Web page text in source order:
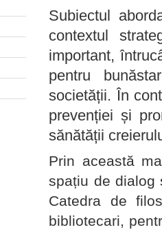
Subiectul
contextul
important,
pentru
societății. În
prevenției și
sănătății
Prin această
spațiu de dialog
Catedra de
bibliotecari,